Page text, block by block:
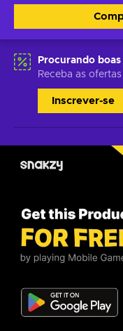
Procurando
Receba as
Inscrever-se